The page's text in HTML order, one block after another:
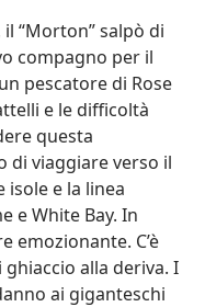
“Morton” salpò di
compagno per il
pescatore di Rose
e le difficoltà
questa
di viaggiare verso il
e la linea
e White Bay. In
emozionante. C’è
alla deriva. I
ai giganteschi